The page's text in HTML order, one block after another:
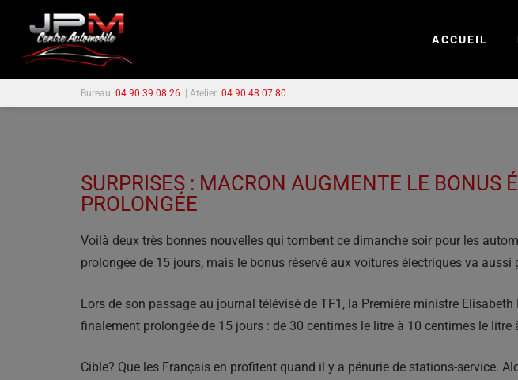
ACCUEIL
Bureau :04 90 39 08 26 | Atelier :04 90 48 07 80
SURPRISES : MACRON AUGMENTE LE BONUS
PROLONGÉE
Voilà deux très bonnes nouvelles qui tombent ce dimanche soir pour les
prolongée de 15 jours, mais le bonus réservé aux voitures électriques va
Lors de son passage au journal télévisé de TF1, la Première ministre
finalement prolongée de 15 jours : de 30 centimes le litre à 10 centimes le
Cible? Que les Français en profitent quand il y a pénurie de stations-service.